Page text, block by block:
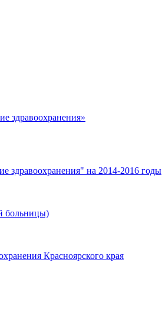
здравоохранения»
здравоохранения" на 2014-2016 годы
больницы)
Красноярского края